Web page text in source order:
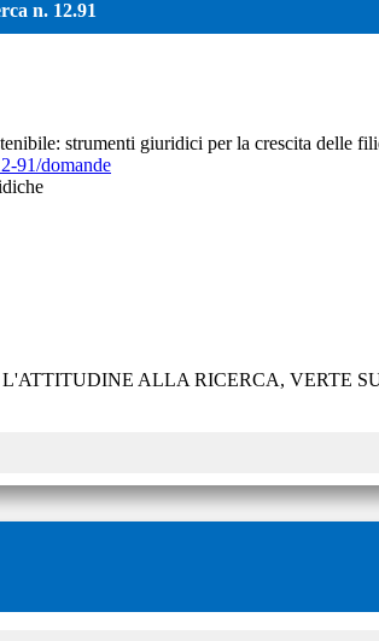
n. 12.91
strumenti giuridici per la crescita delle
91/domande
ALLA RICERCA, VERTE